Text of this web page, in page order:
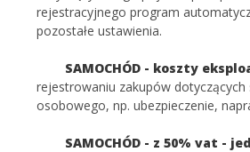
rejestracyjnego program
pozostałe ustawienia.
SAMOCHÓD - koszty
rejestrowaniu zakupów dotyczących
osobowego, np. ubezpieczenie,
SAMOCHÓD - z 50% vat -